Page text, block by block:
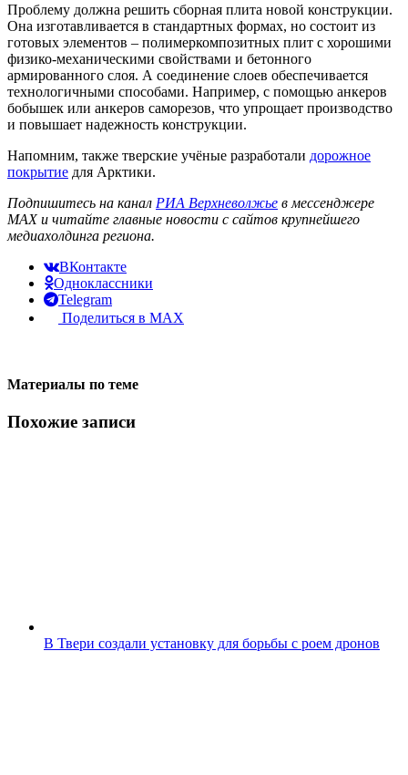
Проблему должна решить сборная плита новой конструкции.
Она изготавливается в стандартных формах, но состоит из
готовых элементов – полимеркомпозитных плит с хорошими
физико-механическими свойствами и бетонного
армированного слоя. А соединение слоев обеспечивается
технологичными способами. Например, с помощью анкеров
бобышек или анкеров саморезов, что упрощает производство
и повышает надежность конструкции.
Напомним, также тверские учёные разработали дорожное
покрытие для Арктики.
Подпишитесь на канал РИА Верхневолжье в мессенджере
MAX и читайте главные новости с сайтов крупнейшего
медиахолдинга региона.
ВКонтакте
Одноклассники
Telegram
Поделиться в MAX
Материалы по теме
Похожие записи
В Твери создали установку для борьбы с роем дронов